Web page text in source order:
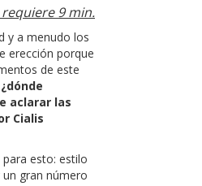
9 min.
y a menudo los
erección porque
de este
¿dónde
aclarar las
Cialis
esto: estilo
gran número